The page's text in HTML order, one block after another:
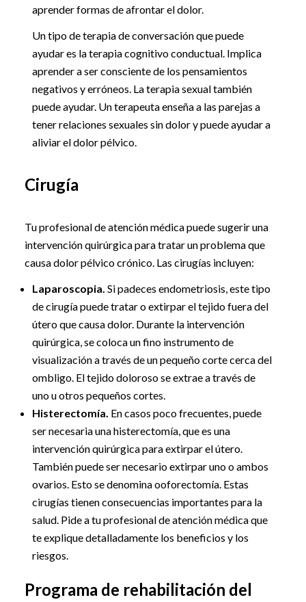
aprender formas de afrontar el dolor.
Un tipo de terapia de conversación que puede
ayudar es la terapia cognitivo conductual. Implica
aprender a ser consciente de los pensamientos
negativos y erróneos. La terapia sexual también
puede ayudar. Un terapeuta enseña a las parejas a
tener relaciones sexuales sin dolor y puede ayudar a
aliviar el dolor pélvico.
Cirugía
Tu profesional de atención médica puede sugerir una
intervención quirúrgica para tratar un problema que
causa dolor pélvico crónico. Las cirugías incluyen:
Laparoscopia. Si padeces endometriosis, este tipo
de cirugía puede tratar o extirpar el tejido fuera del
útero que causa dolor. Durante la intervención
quirúrgica, se coloca un fino instrumento de
visualización a través de un pequeño corte cerca del
ombligo. El tejido doloroso se extrae a través de
uno u otros pequeños cortes.
Histerectomía. En casos poco frecuentes, puede
ser necesaria una histerectomía, que es una
intervención quirúrgica para extirpar el útero.
También puede ser necesario extirpar uno o ambos
ovarios. Esto se denomina ooforectomía. Estas
cirugías tienen consecuencias importantes para la
salud. Pide a tu profesional de atención médica que
te explique detalladamente los beneficios y los
riesgos.
Programa de rehabilitación del